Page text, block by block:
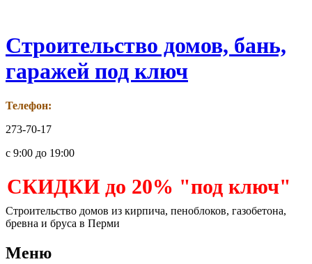
Строительство домов, бань,
гаражей под ключ
Телефон:
273-70-17
с 9:00 до 19:00
СКИДКИ до 20% "под ключ"
Строительство домов из кирпича, пеноблоков, газобетона,
бревна и бруса в Перми
Меню